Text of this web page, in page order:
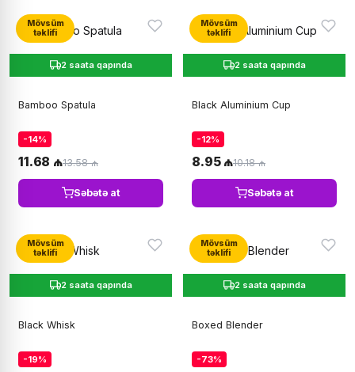
Mövsüm
təklifi
2 saata qapında
Bamboo Spatula
-14%
11.68 ₼13.58 ₼
Səbətə at
Mövsüm
təklifi
2 saata qapında
Black Aluminium Cup
-12%
8.95 ₼10.18 ₼
Səbətə at
Mövsüm
təklifi
2 saata qapında
Black Whisk
-19%
Mövsüm
təklifi
2 saata qapında
Boxed Blender
-73%